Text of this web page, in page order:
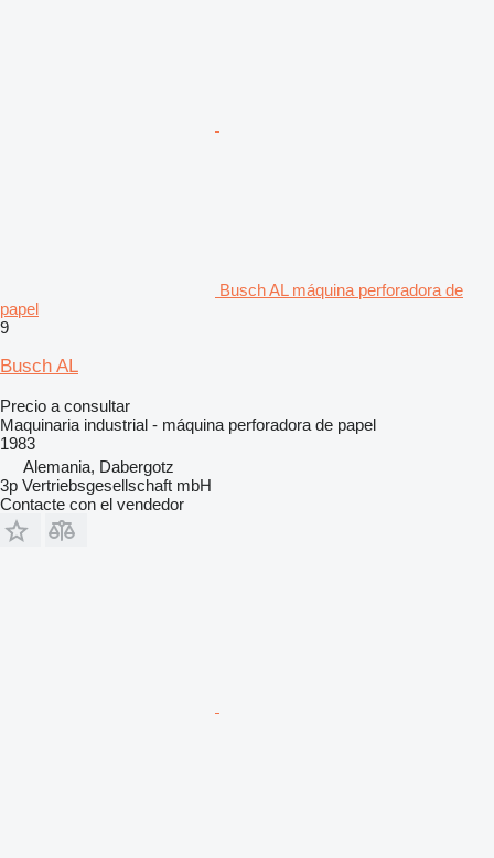
Busch AL máquina perforadora de
papel
9
Busch AL
Precio a consultar
Maquinaria industrial - máquina perforadora de papel
1983
Alemania, Dabergotz
3p Vertriebsgesellschaft mbH
Contacte con el vendedor